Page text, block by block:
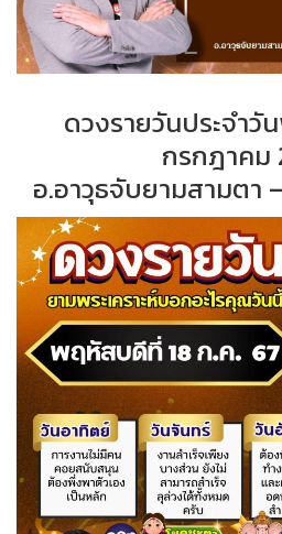
ดวงรายวันประจำ
กรกฎาคม
อ.อาวุธจับยามสามตา